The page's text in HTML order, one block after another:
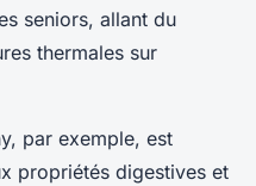
seniors, allant du
thermales sur
par exemple, est
propriétés digestives et